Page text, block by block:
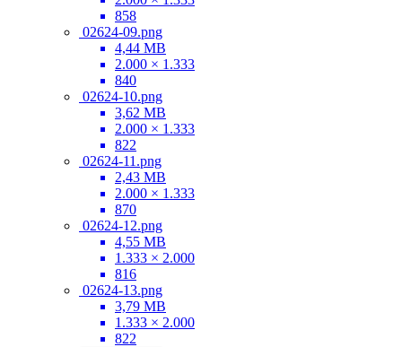
858
02624-09.png
4,44 MB
2.000 × 1.333
840
02624-10.png
3,62 MB
2.000 × 1.333
822
02624-11.png
2,43 MB
2.000 × 1.333
870
02624-12.png
4,55 MB
1.333 × 2.000
816
02624-13.png
3,79 MB
1.333 × 2.000
822